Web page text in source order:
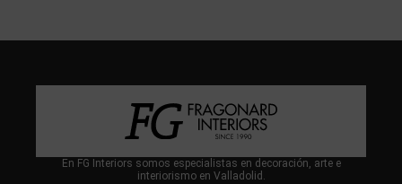
En FG Interiors somos especialistas en decoración, arte e
interiorismo en Valladolid.